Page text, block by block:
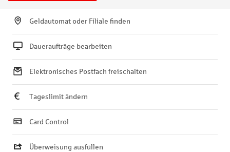
Geldautomat oder Filiale finden
Daueraufträge bearbeiten
Elektronisches Postfach freischalten
Tageslimit ändern
Card Control
Überweisung ausfüllen